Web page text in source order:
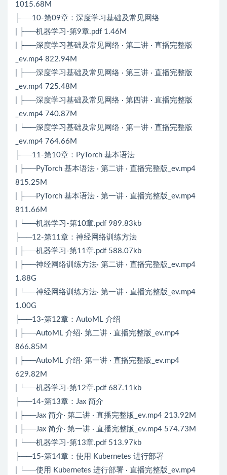
1015.68M
├──10-第09章：深度学习基础及常见网络
| ├──机器学习-第9章.pdf 1.46M
| ├──深度学习基础及常见网络 · 第二讲 · 直播完整版
_ev.mp4 822.94M
| ├──深度学习基础及常见网络 · 第三讲 · 直播完整版
_ev.mp4 725.48M
| ├──深度学习基础及常见网络 · 第四讲 · 直播完整版
_ev.mp4 740.87M
| └──深度学习基础及常见网络 · 第一讲 · 直播完整版
_ev.mp4 764.66M
├──11-第10章：PyTorch 基本语法
| ├──PyTorch 基本语法 · 第二讲 · 直播完整版_ev.mp4
815.25M
| ├──PyTorch 基本语法 · 第一讲 · 直播完整版_ev.mp4
811.66M
| └──机器学习-第10章.pdf 989.83kb
├──12-第11章：神经网络训练方法
| ├──机器学习-第11章.pdf 588.07kb
| ├──神经网络训练方法· 第二讲 · 直播完整版_ev.mp4
1.88G
| └──神经网络训练方法· 第一讲 · 直播完整版_ev.mp4
1.00G
├──13-第12章：AutoML 介绍
| ├──AutoML 介绍· 第二讲 · 直播完整版_ev.mp4
866.85M
| ├──AutoML 介绍· 第一讲 · 直播完整版_ev.mp4
629.82M
| └──机器学习-第12章.pdf 687.11kb
├──14-第13章：Jax 简介
| ├──Jax 简介· 第二讲 · 直播完整版_ev.mp4 213.92M
| ├──Jax 简介· 第一讲 · 直播完整版_ev.mp4 574.73M
| └──机器学习-第13章.pdf 513.97kb
├──15-第14章：使用 Kubernetes 进行部署
| └──使用 Kubernetes 进行部署 · 直播完整版_ev.mp4